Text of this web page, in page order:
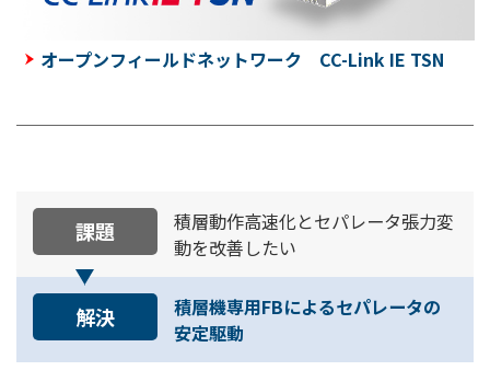
オープンフィールドネットワーク CC-Link IE TSN
課題
積層動作高速化とセパレータ張力変
動を改善したい
解決
積層機専用FBによるセパレータの
安定駆動